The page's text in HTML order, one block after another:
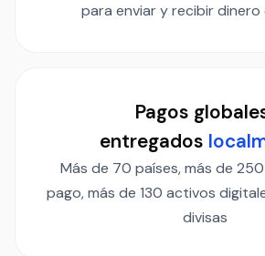
para enviar y recibir dinero
Pagos
entregados
Más de 70 países, más de
pago, más de 130 activos
divisas